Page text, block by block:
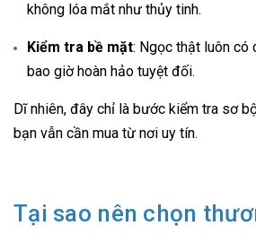
không lóa mắt như thủy tinh.
Kiểm tra bề mặt: Ngọc thật luôn có
bao giờ hoàn hảo tuyệt đối.
Dĩ nhiên, đây chỉ là bước kiểm tra sơ
bạn vẫn cần mua từ nơi uy tín.
Tại sao nên chọn